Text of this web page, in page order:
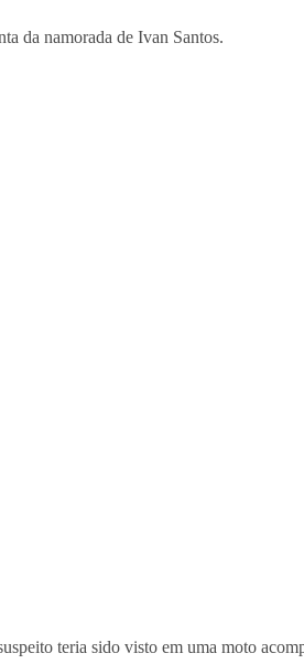
da namorada de Ivan Santos.
teria sido visto em uma moto